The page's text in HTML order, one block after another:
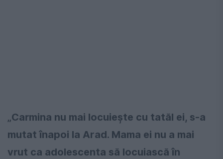
„Carmina nu mai locuieşte cu tatăl ei, s-a
mutat înapoi la Arad. Mama ei nu a mai
vrut ca adolescenta să locuiască în